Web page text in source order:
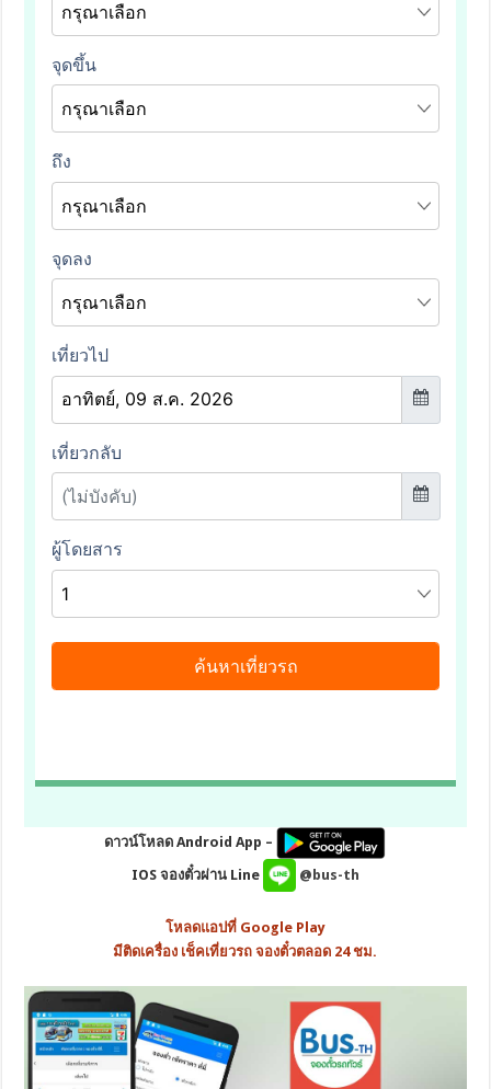
ดาวน์โหลด Android App –
IOS จองตั๋วผ่าน Line
@bus-th
โหลดแอปที่ Google Play
มีติดเครื่อง เช็คเที่ยวรถ จองตั๋วตลอด 24 ชม.